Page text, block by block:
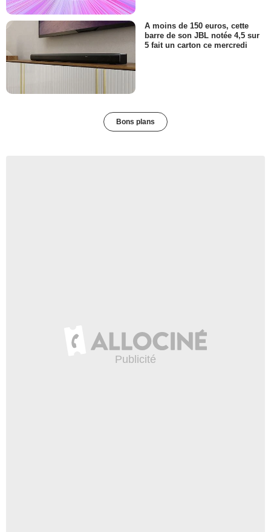
A moins de 150 euros, cette
barre de son JBL notée 4,5 sur
5 fait un carton ce mercredi
Bons plans